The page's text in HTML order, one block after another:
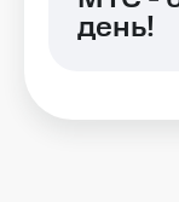
день!